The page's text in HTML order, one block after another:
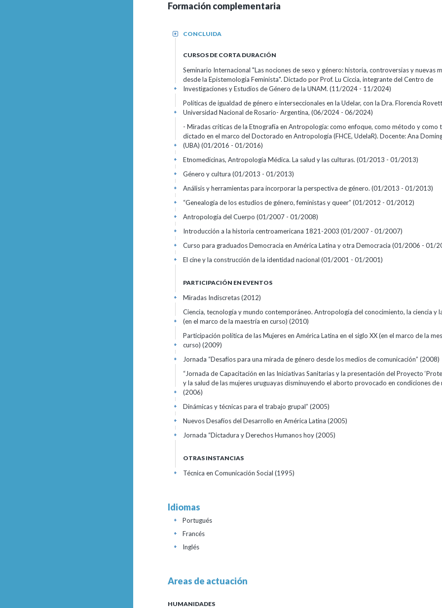
Formación complementaria
CONCLUIDA
+
CURSOS DE CORTA DURACIÓN
Seminario Internacional "Las nociones de sexo y género: historia, controversias y nuevas
desde la Epistemología Feminista". Dictado por Prof. Lu Ciccia, integrante del Centro de
Investigaciones y Estudios de Género de la UNAM. (11/2024 - 11/2024)
+
Políticas de igualdad de género e interseccionales en la Udelar, con la Dra. Florencia
Universidad Nacional de Rosario- Argentina, (06/2024 - 06/2024)
+
- Miradas críticas de la Etnografía en Antropología: como enfoque, como método y como
dictado en el marco del Doctorado en Antropología (FHCE, UdelaR). Docente: Ana
(UBA) (01/2016 - 01/2016)
+
Etnomedicinas, Antropología Médica. La salud y las culturas. (01/2013 - 01/2013)
+
Género y cultura (01/2013 - 01/2013)
+
Análisis y herramientas para incorporar la perspectiva de género. (01/2013 - 01/2013)
+
“Genealogía de los estudios de género, feministas y queer” (01/2012 - 01/2012)
+
Antropología del Cuerpo (01/2007 - 01/2008)
+
Introducción a la historia centroamericana 1821-2003 (01/2007 - 01/2007)
+
Curso para graduados Democracia en América Latina y otra Democracia (01/2006 - 01/
+
El cine y la construcción de la identidad nacional (01/2001 - 01/2001)
+
PARTICIPACIÓN EN EVENTOS
Miradas Indiscretas(2012)
+
Ciencia, tecnología y mundo contemporáneo. Antropología del conocimiento, la ciencia y
(en el marco de la maestría en curso) (2010)
+
Participación política de las Mujeres en América Latina en el siglo XX (en el marco de la
curso) (2009)
+
Jornada “Desafíos para una mirada de género desde los medios de comunicación” (2008)
+
“Jornada de Capacitación en las Iniciativas Sanitarias y la presentación del Proyecto
y la salud de las mujeres uruguayas disminuyendo el aborto provocado en condiciones de
(2006)
+
Dinámicas y técnicas para el trabajo grupal” (2005)
+
Nuevos Desafíos del Desarrollo en América Latina (2005)
+
Jornada “Dictadura y Derechos Humanos hoy(2005)
+
OTRAS INSTANCIAS
Técnica en Comunicación Social (1995)
+
Idiomas
Portugués
+
Francés
+
Inglés
+
Areas de actuación
HUMANIDADES